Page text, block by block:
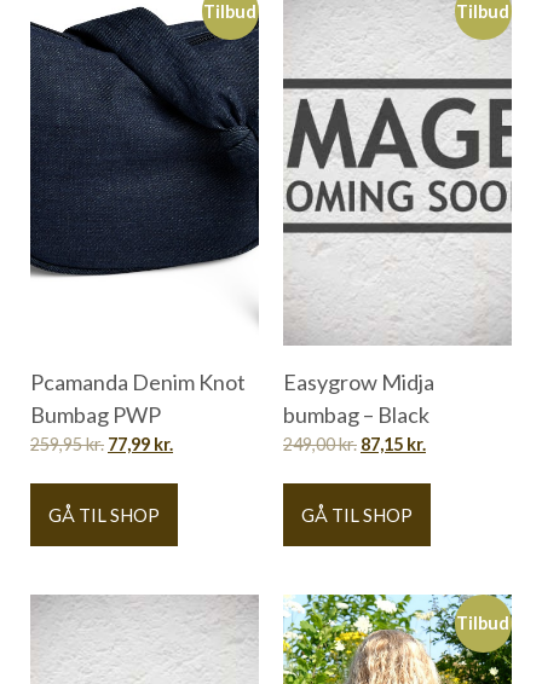
Tilbud
Pcamanda Denim Knot
Bumbag PWP
259,95kr. 77,99 kr.
GÅ TIL SHOP
Tilbud
Easygrow Midja
bumbag – Black
249,00kr. 87,15 kr.
GÅ TIL SHOP
Tilbud